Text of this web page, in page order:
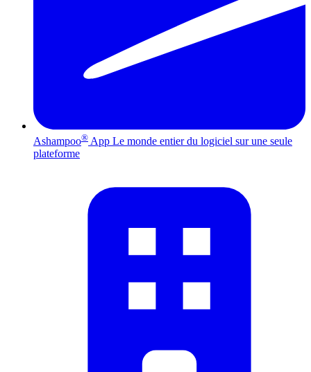
Ashampoo® App Le monde entier du logiciel sur une seule
plateforme